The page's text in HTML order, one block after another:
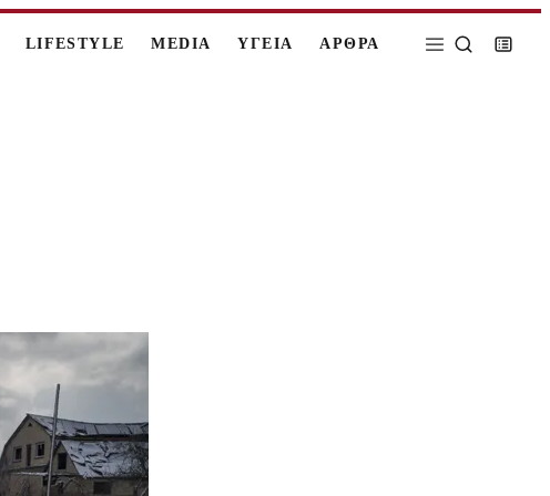
LIFESTYLE MEDIA ΥΓΕΙΑ ΑΡΘΡΑ